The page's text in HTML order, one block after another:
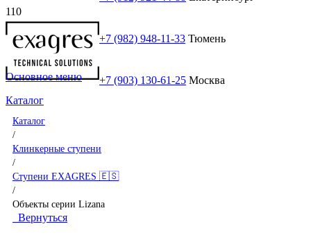
+7 (982) 948-11-33 Тюмень
+7 (903) 130-61-25 Москва
Основное меню
Каталог
Каталог
/
Клинкерные ступени
/
Ступени EXAGRES 🇪🇸
/
Объекты серии Lizana
Вернуться